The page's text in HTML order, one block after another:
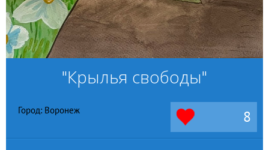
"Крылья свободы"
Город: Воронеж 8